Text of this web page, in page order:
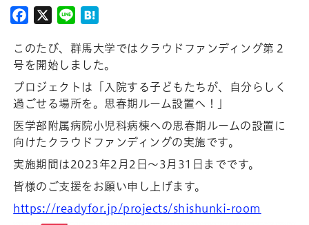
Facebook
X Line
このたび、群馬大学ではクラウドファンディング第２
号を開始しました。
プロジェクトは「入院する子どもたちが、自分らしく
過ごせる場所を。思春期ルーム設置へ！」
医学部附属病院小児科病棟への思春期ルームの設置に
向けたクラウドファンディングの実施です。
実施期間は2023年2月2日～3月31日までです。
皆様のご支援をお願い申し上げます。
https://readyfor.jp/projects/shishunki-room